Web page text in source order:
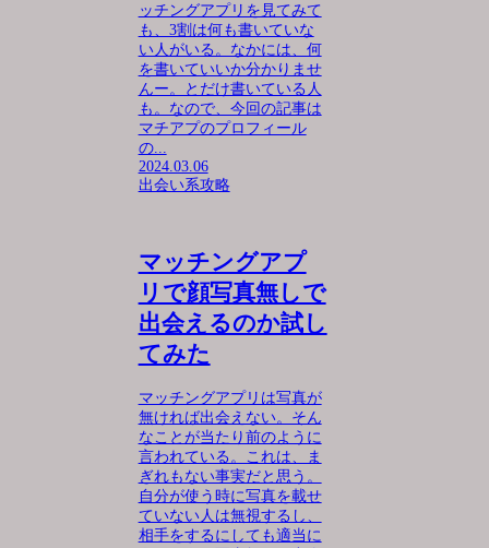
ッチングアプリを見てみて
も、3割は何も書いていな
い人がいる。なかには、何
を書いていいか分かりませ
んー。とだけ書いている人
も。なので、今回の記事は
マチアプのプロフィール
の...
2024.03.06
出会い系攻略
マッチングアプ
リで顔写真無しで
出会えるのか試し
てみた
マッチングアプリは写真が
無ければ出会えない。そん
なことが当たり前のように
言われている。これは、ま
ぎれもない事実だと思う。
自分が使う時に写真を載せ
ていない人は無視するし、
相手をするにしても適当に